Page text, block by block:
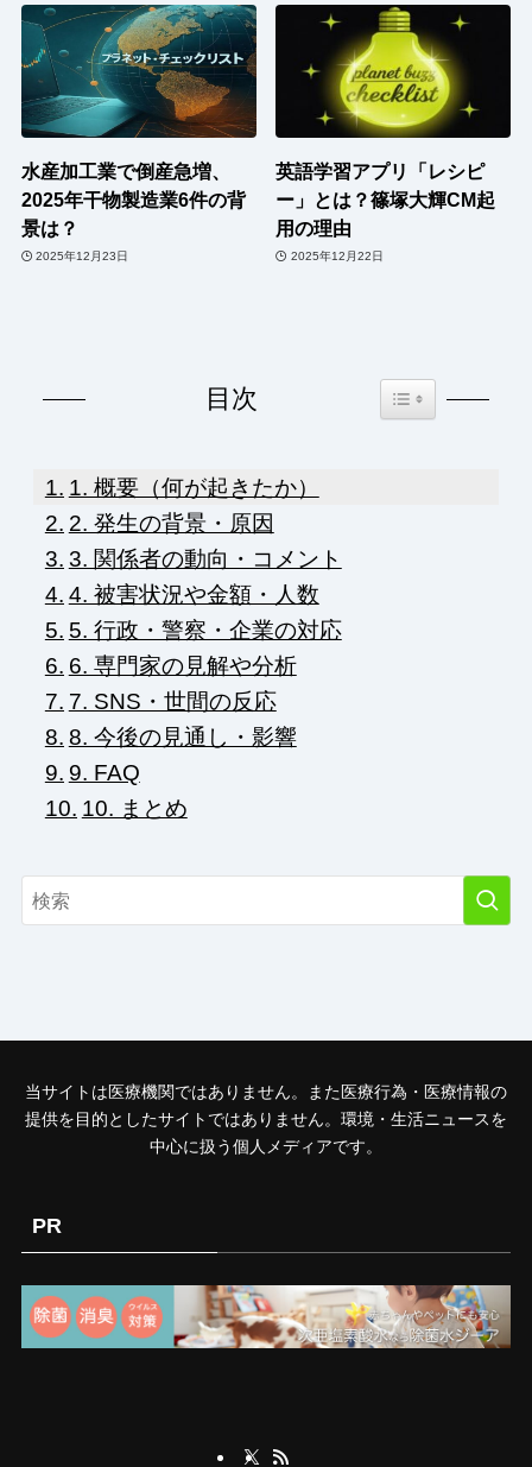
水産加工業で倒産急増、
2025年干物製造業6件の背
景は？
2025年12月23日
英語学習アプリ「レシピ
ー」とは？篠塚大輝CM起
用の理由
2025年12月22日
目次 Toggle Table of
1. 概要（何が起きたか）
2. 発生の背景・原因
3. 関係者の動向・コメント
4. 被害状況や金額・人数
5. 行政・警察・企業の対応
6. 専門家の見解や分析
7. SNS・世間の反応
8. 今後の見通し・影響
9. FAQ
10. まとめ
当サイトは医療機関ではありません。また医療行為・医療情報の
提供を目的としたサイトではありません。環境・生活ニュースを
中心に扱う個人メディアです。
PR